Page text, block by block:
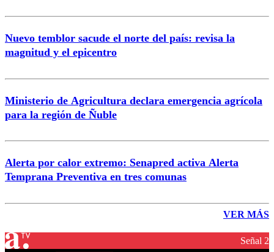
Nuevo temblor sacude el norte del país: revisa la
magnitud y el epicentro
Ministerio de Agricultura declara emergencia agrícola
para la región de Ñuble
Alerta por calor extremo: Senapred activa Alerta
Temprana Preventiva en tres comunas
VER MÁS
Señal 2